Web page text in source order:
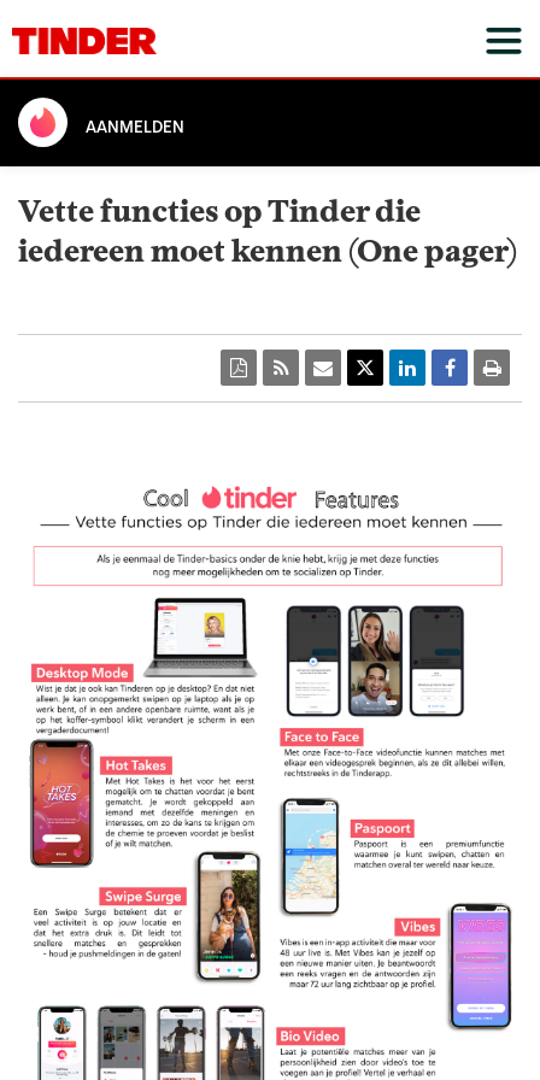
AANMELDEN
Vette functies op Tinder die
iedereen moet kennen (One pager)